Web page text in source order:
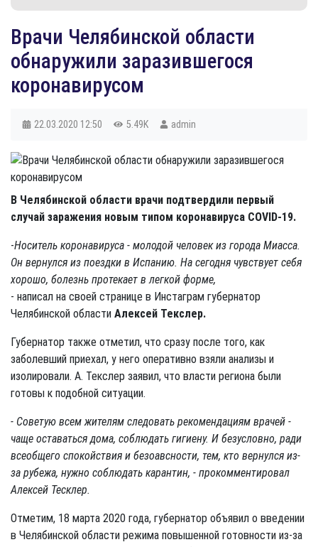
Врачи Челябинской области
обнаружили заразившегося
коронавирусом
22.03.2020 12:50 5.49K admin
В Челябинской области врачи подтвердили первый
случай заражения новым типом коронавируса COVID-19.
-Носитель коронавируса - молодой человек из города Миасса.
Он вернулся из поездки в Испанию. На сегодня чувствует себя
хорошо, болезнь протекает в легкой форме,
- написал на своей странице в Инстаграм губернатор
Челябинской области Алексей Текслер.
Губернатор также отметил, что сразу после того, как
заболевший приехал, у него оперативно взяли анализы и
изолировали. А. Текслер заявил, что власти региона были
готовы к подобной ситуации.
- Советую всем жителям следовать рекомендациям врачей -
чаще оставаться дома, соблюдать гигиену. И безусловно, ради
всеобщего спокойствия и безоавсности, тем, кто вернулся из-
за рубежа, нужно соблюдать карантин, - прокомментировал
Алексей Тесклер.
Отметим, 18 марта 2020 года, губернатор объявил о введении
в Челябинской области режима повышенной готовности из-за